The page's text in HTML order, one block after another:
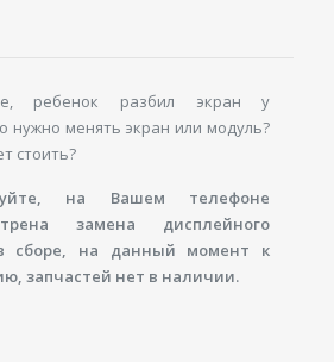
ребенок разбил экран у
нужно менять экран или модуль?
стоить?
на Вашем телефоне
замена дисплейного
сборе, на данный момент к
запчастей нет в наличии.